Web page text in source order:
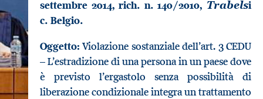
settembre 2014, rich. n.140/2010, Trabelsi
c. Belgio.
Oggetto: Violazione sostanziale dell’art. 3 CEDU
– L’estradizione di una persona in un paese dove
è previsto l’ergastolo senza possibilità di
liberazione condizionale integra un trattamento